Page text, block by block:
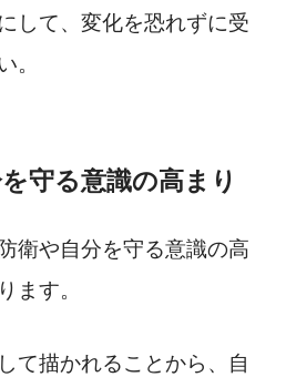
して、変化を恐れずに受
。
守る意識の高まり
衛や自分を守る意識の高
ます。
て描かれることから、自